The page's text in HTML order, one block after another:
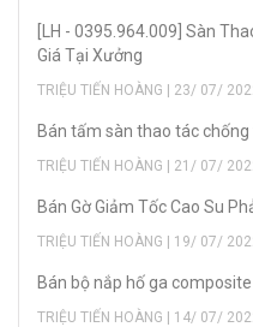
[LH - 0395.964.009] Sàn
Giá Tại Xưởng
TRIỆU TIẾN HOÀNG | 23/ 07/
Bán tấm sàn thao tác
TRIỆU TIẾN HOÀNG | 21/ 07/
Bán Gờ Giảm Tốc Cao Su
TRIỆU TIẾN HOÀNG | 19/ 07/
Bán bộ nắp hố ga
TRIỆU TIẾN HOÀNG | 14/ 07/